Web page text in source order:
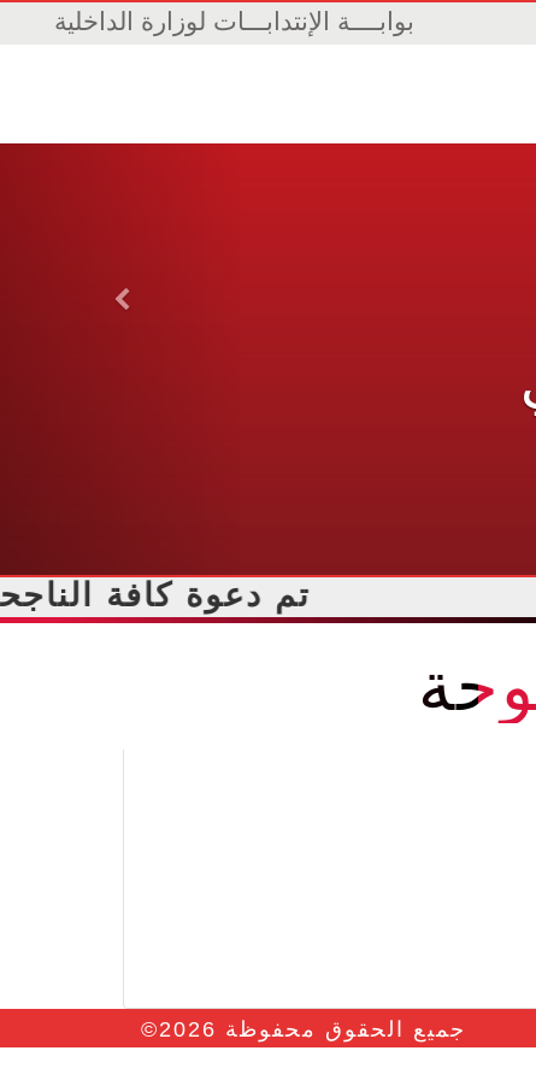
بوابــــة الإنتدابـــات لوزارة الداخلية
تم دعوة كافة
جميع الحقوق محفوظة 2026
©